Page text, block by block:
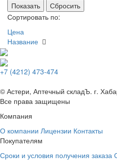
Сортировать по:
Цена
Название
+7 (4212) 473-474
© Астери, Аптечный складЪ. г.
Все права защищены
Компания
О компании Лицензии Контакты
Покупателям
Сроки и условия получения заказа